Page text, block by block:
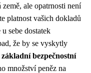
země, ale opatrnosti není
platnost vašich dokladů
sebe dostatek
že by se vyskytly
bezpečnostní
množství peněz na